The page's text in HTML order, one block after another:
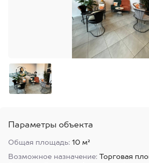
Параметры объекта
Общая площадь: 10 м²
Возможное назначение: Торговая